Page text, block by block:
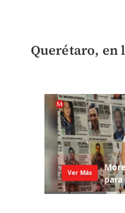
Querétaro, en